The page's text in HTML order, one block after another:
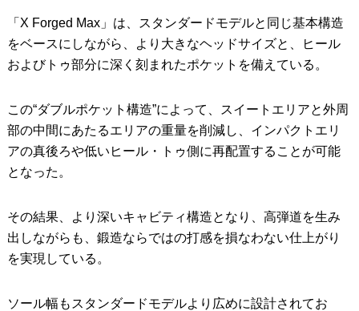
「X Forged Max」は、スタンダードモデルと同じ基本構造
をベースにしながら、より大きなヘッドサイズと、ヒール
およびトゥ部分に深く刻まれたポケットを備えている。
この“ダブルポケット構造”によって、スイートエリアと外周
部の中間にあたるエリアの重量を削減し、インパクトエリ
アの真後ろや低いヒール・トゥ側に再配置することが可能
となった。
その結果、より深いキャビティ構造となり、高弾道を生み
出しながらも、鍛造ならではの打感を損なわない仕上がり
を実現している。
ソール幅もスタンダードモデルより広めに設計されてお